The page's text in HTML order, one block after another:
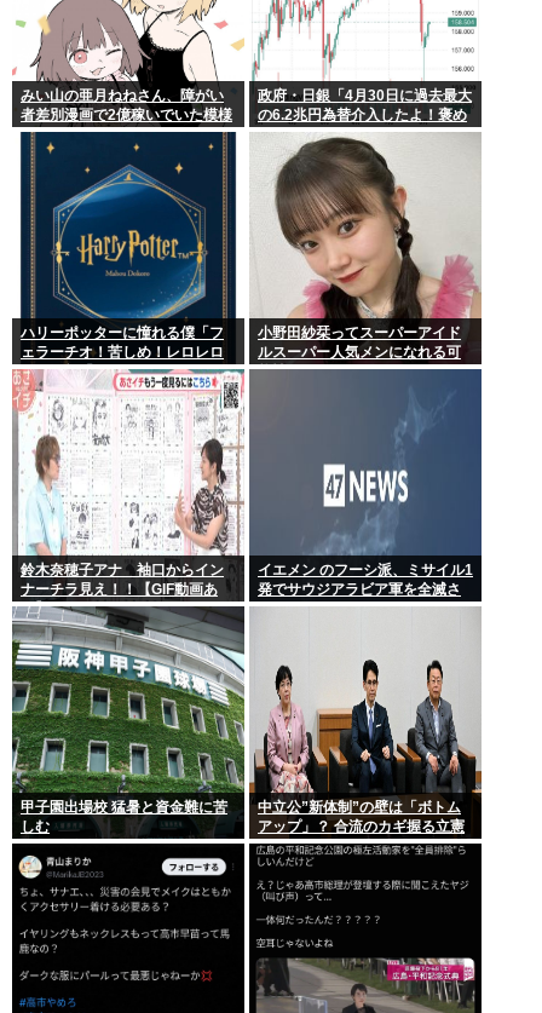
みい山の亜月ねねさん、障がい
者差別漫画で2億稼いでいた模様
www
政府・日銀「4月30日に過去最大
の6.2兆円為替介入したよ！褒め
てよ！」
ハリーポッターに憧れる僕「フ
ェラーチオ！苦しめ！レロレロ
レロ」敵「うっ 」
小野田紗栞ってスーパーアイド
ルスーパー人気メンになれる可
能性あったよな？
鈴木奈穂子アナ 袖口からイン
ナーチラ見え！！【GIF動画あ
り】
イエメン のフーシ派、ミサイル1
発でサウジアラビア軍を全滅さ
せてしまうww
甲子園出場校 猛暑と資金難に苦
しむ
中立公”新体制”の壁は「ボトム
アップ」？ 合流のカギ握る立憲